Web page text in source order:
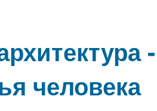
человека